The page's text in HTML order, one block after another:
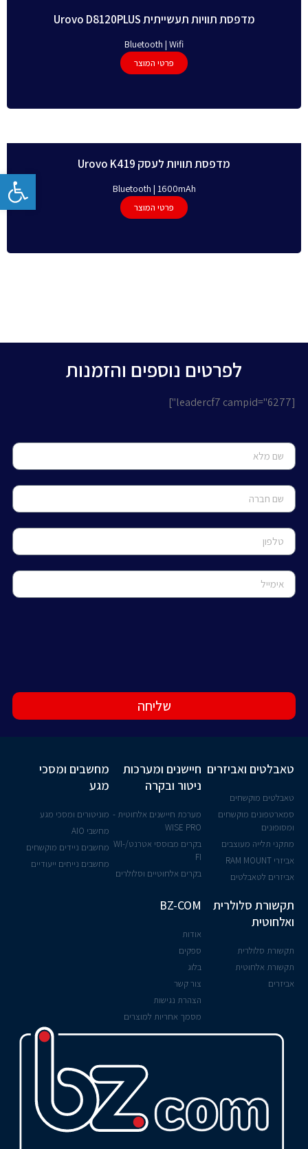
מדפסת תוויות תעשייתית Urovo D8120PLUS
Bluetooth | Wifi
פרטי המוצר
מדפסת תוויות לעסק Urovo K419
Bluetooth | 1600mAh
פרטי המוצר
לפרטים נוספים והזמנות
[leadercf7 campid="6277"]
שליחה
טאבלטים ואביזרים
טאבלטים מוקשחים
סמארטפונים מוקשחים
ומסופונים
מתקני תלייה מעוצבים
אביזרי RAM MOUNT
אביזרים לטאבלטים
חיישנים ומערכות
ניטור ובקרה
מערכת חיישנים אלחוטית -
WISE PRO
בקרים מבוססי אטרנט/WI-
FI
בקרים אלחוטיים וסלולרים
מחשבים ומסכי
מגע
מוניטורים ומסכי מגע
מחשבי AIO
מחשבים ניידים מוקשחים
מחשבים נייחים ייעודיים
תקשורת סלולרית
ואלחוטית
תקשורת סלולרית
תקשורת אלחוטית
אביזרים
BZ-COM
אודות
ספקים
בלוג
צור קשר
הצהרת נגישות
מסמך אחריות למוצרים